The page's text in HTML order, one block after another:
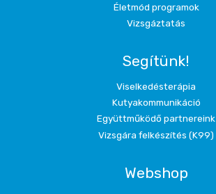
Életmód programok
Vizsgáztatás
Segítünk!
Viselkedésterápia
Kutyakommunikáció
Együttműködő partnereink
Vizsgára felkészítés (K99)
Webshop